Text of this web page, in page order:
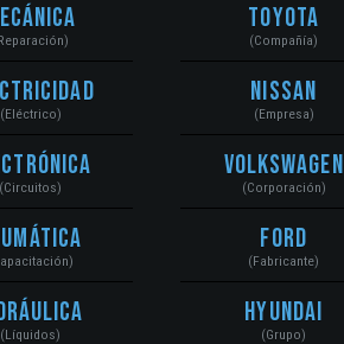
(Eléctrico)
(Circuitos)
(Líquidos)
Toyota
(Compañía)
Nissan
(Empresa)
Volkswagen
(Corporación)
Ford
(Fabricante)
Hyundai
(Grupo)